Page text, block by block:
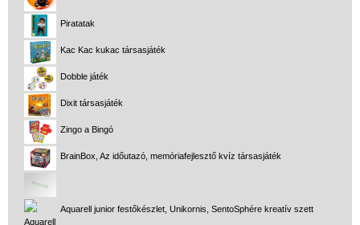
Piratatak
Kac Kac kukac társasjáték
Dobble játék
Dixit társasjáték
Zingo a Bingó
BrainBox, Az időutazó, memóriafejlesztő kvíz társasjáték
Aquarell junior festőkészlet, Unikornis, SentoSphére kreatív szett